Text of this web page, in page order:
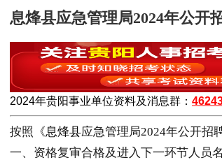
息烽县应急管理局2024年公开
2024年贵阳事业单位资料及消息群 ：
按照《息烽县应急管理局2024年公开招
一、资格复审合格及进入下一环节人员